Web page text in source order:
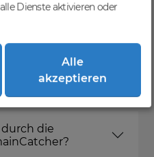
die
Dienste aktivieren oder
Alle
akzeptieren